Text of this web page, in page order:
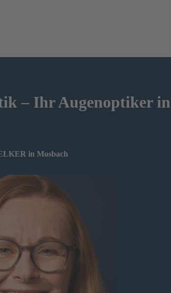
– Ihr Augenoptiker in
in Mosbach